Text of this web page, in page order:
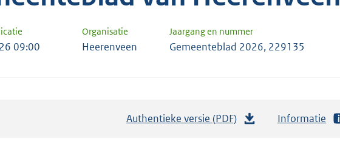
Organisatie Jaargang en nummer
09:00 Heerenveen Gemeenteblad 2026, 229135
Authentieke versie (PDF) Informatie